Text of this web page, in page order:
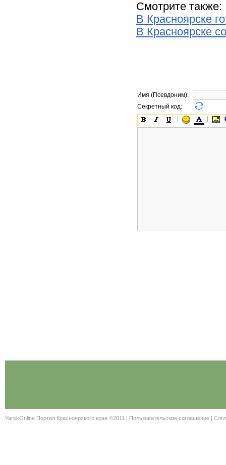
Смотрите также:
В Красноярске
В Красноярске
Имя (Псевдоним):
Секретный код:
YarskOnline Портал Красноярского края ©2011 | Пользовательское соглашение |